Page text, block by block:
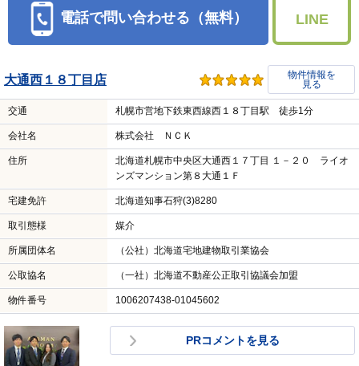
電話で問い合わせる（無料） LINE
大通西１８丁目店
物件情報を
見る
交通 札幌市営地下鉄東西線西１８丁目駅 徒歩1分
会社名 株式会社 ＮＣＫ
住所
北海道札幌市中央区大通西１７丁目 １－２０ ライオ
ンズマンション第８大通１Ｆ
宅建免許 北海道知事石狩(3)8280
取引態様 媒介
所属団体名 （公社）北海道宅地建物取引業協会
公取協名 （一社）北海道不動産公正取引協議会加盟
物件番号 1006207438-01045602
PRコメントを見る